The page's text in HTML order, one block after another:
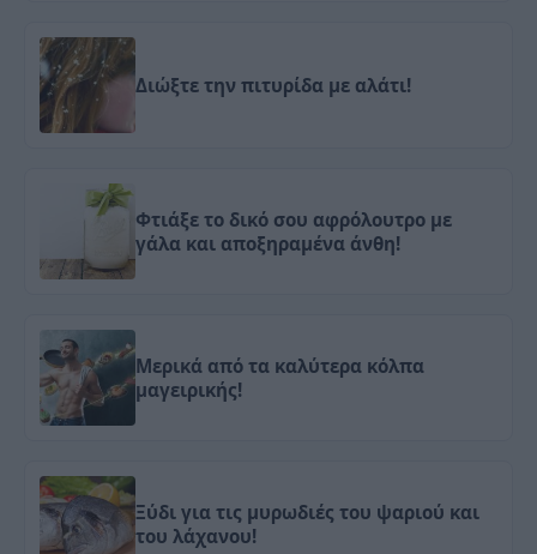
Διώξτε την πιτυρίδα με αλάτι!
Φτιάξε το δικό σου αφρόλουτρο με
γάλα και αποξηραμένα άνθη!
Μερικά από τα καλύτερα κόλπα
μαγειρικής!
Ξύδι για τις μυρωδιές του ψαριού και
του λάχανου!